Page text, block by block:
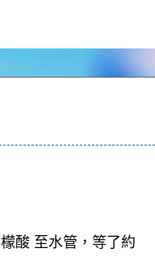
酸 至水管，等了約